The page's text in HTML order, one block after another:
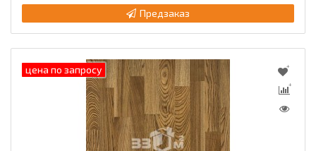
Предзаказ
цена по запросу